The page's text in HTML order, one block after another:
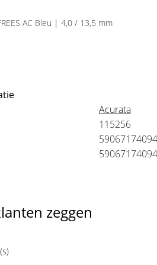
AC Bleu | 4,0 / 13,5 mm
Acurata
115256
zeggen